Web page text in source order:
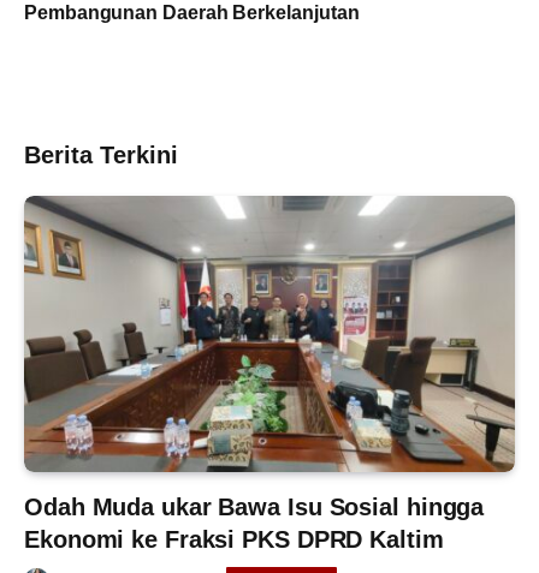
Pembangunan Daerah Berkelanjutan
Berita Terkini
Odah Muda ukar Bawa Isu Sosial hingga
Ekonomi ke Fraksi PKS DPRD Kaltim